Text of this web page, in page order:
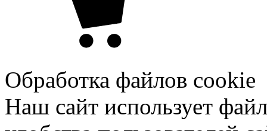
Обработка файлов cookie
Наш сайт использует